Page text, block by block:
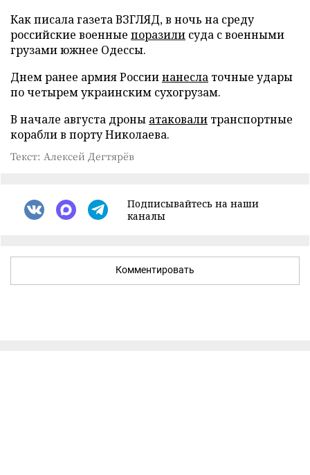
Как писала газета ВЗГЛЯД, в ночь на среду
российские военные поразили суда с военными
грузами южнее Одессы.
Днем ранее армия Россиинанесла точные удары
по четырем украинским сухогрузам.
В начале августа дроны атаковали транспортные
корабли в порту Николаева.
Текст: Алексей Дегтярёв
Подписывайтесь на наши
каналы
Комментировать